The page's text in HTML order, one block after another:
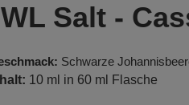
Salt -
Schwarze
10 ml in 60 ml Flasche